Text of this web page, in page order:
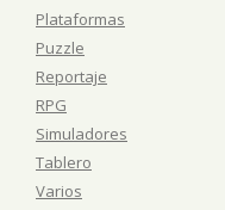
Plataformas
Puzzle
Reportaje
RPG
Simuladores
Tablero
Varios